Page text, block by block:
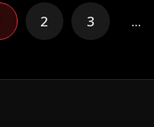
spadkobierczynią
nową tożsamością
elitarnego Hawthorne
zdążyła wszystkim
2 3 ...